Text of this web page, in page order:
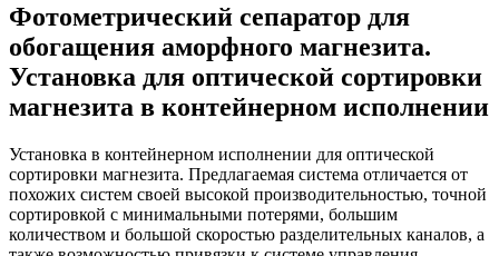
Фотометрический сепаратор для
обогащения аморфного магнезита.
Установка для оптической сортировки
магнезита в контейнерном исполнении
Установка в контейнерном исполнении для оптической
сортировки магнезита. Предлагаемая система отличается от
похожих систем своей высокой производительностью, точной
сортировкой с минимальными потерями, большим
количеством и большой скоростью разделительных каналов, а